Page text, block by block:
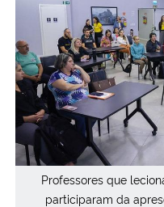
Professores que
participaram da